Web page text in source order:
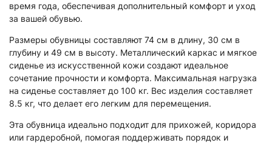
время года, обеспечивая дополнительный комфорт и уход
за вашей обувью.
Размеры обувницы составляют 74 см в длину, 30 см в
глубину и 49 см в высоту. Металлический каркас и мягкое
сиденье из искусственной кожи создают идеальное
сочетание прочности и комфорта. Максимальная нагрузка
на сиденье составляет до 100 кг. Вес изделия составляет
8.5 кг, что делает его легким для перемещения.
Эта обувница идеально подходит для прихожей, коридора
или гардеробной, помогая поддерживать порядок и